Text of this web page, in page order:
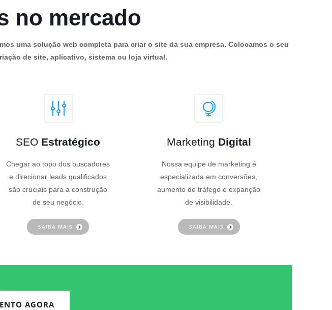
no mercado
uma solução web completa para criar o site da sua empresa. Colocamos o seu
de site, aplicativo, sistema ou loja virtual.
SEO Estratégico
Chegar ao topo dos buscadores
e direcionar leads qualificados
são cruciais para a construção
de seu negócio.
SAIBA MAIS
Marketing Digital
Nossa equipe de marketing é
especializada em conversões,
aumento de tráfego e expanção
de visibilidade.
SAIBA MAIS
AGORA